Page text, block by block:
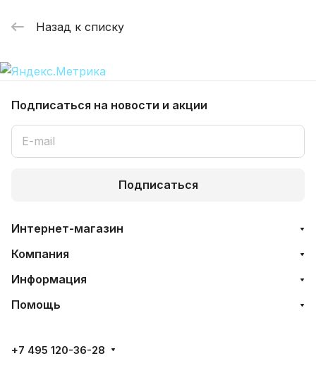
Назад к списку
Подписаться на новости и акции
Подписаться
Интернет-магазин
Компания
Информация
Помощь
+7 495 120-36-28